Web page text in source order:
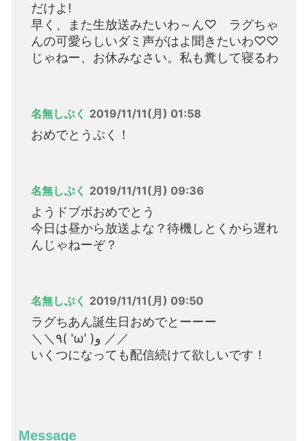
だけよ!
早く、また生放送みたいわ～ん♡ ラグちゃ
んの可愛らしいダミ声がはよ聞きたいわ♡♡
じゃねー、お休みなさい。私も糞して寝るわ
名無しぷく 2019/11/11(月) 01:58
おめでとうぷく！
名無しぷく 2019/11/11(月) 09:36
ようドブボおめでとう
今日は昼から放送よな？待機しとくから遅れ
んじゃねーぞ？
名無しぷく 2019/11/11(月) 09:50
ラグちあん誕生日おめでとーーー
‎＼＼٩( 'ω' )و ／／
いくつになっても配信続けて欲しいです！
Message